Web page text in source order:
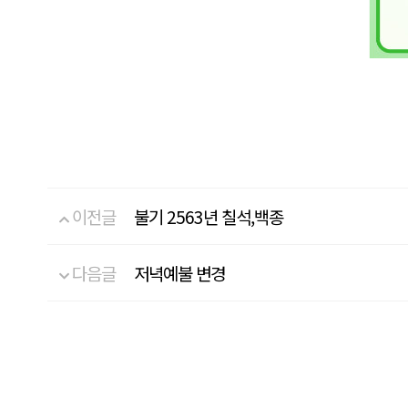
이전글 불기 2563년 칠석,백종
다음글 저녁예불 변경